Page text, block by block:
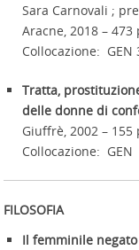
Sara Carnovali ;
Aracne, 2018 – 473
Collocazione: GEN
Tratta,
delle donne di
Giuffrè, 2002 – 155
Collocazione:
FILOSOFIA
Il femminile